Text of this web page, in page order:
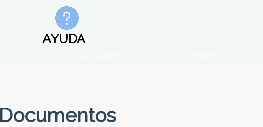
AYUDA
Documentos